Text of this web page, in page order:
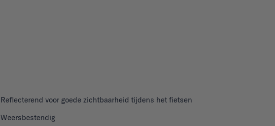
Reflecterend voor goede zichtbaarheid tijdens het fietsen
Weersbestendig